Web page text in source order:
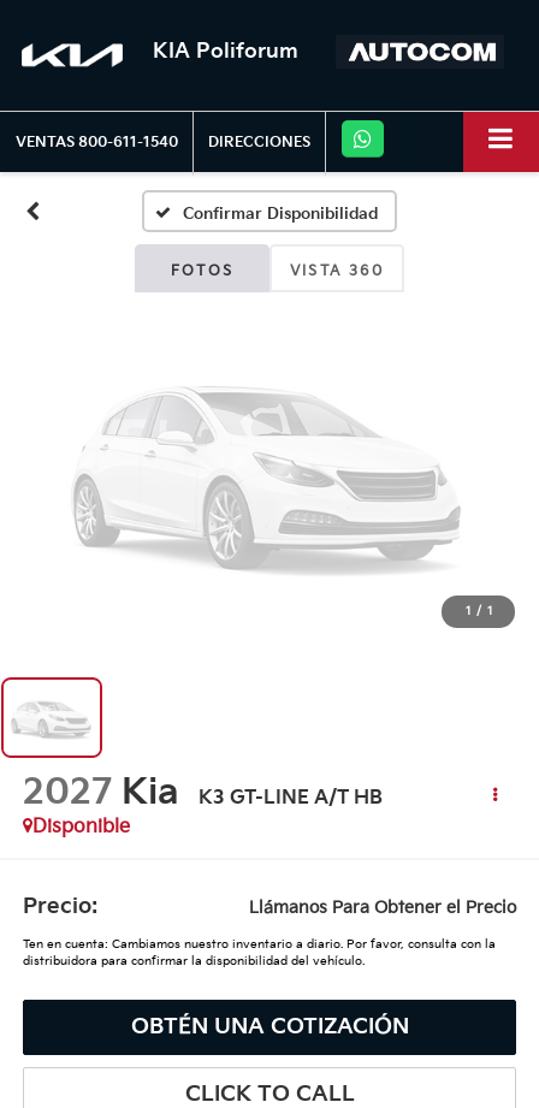
KIA Poliforum
VENTAS 800-611-1540 DIRECCIONES
Confirmar Disponibilidad
FOTOS VISTA 360
Disponibles
Por favor, revise luego
1 / 1
2027 Kia
K3 GT-LINE A/T HB
Disponible
Precio: Llámanos Para Obtener el Precio
Ten en cuenta: Cambiamos nuestro inventario a diario. Por favor, consulta con la
distribuidora para confirmar la disponibilidad del vehículo.
OBTÉN UNA COTIZACIÓN
CLICK TO CALL